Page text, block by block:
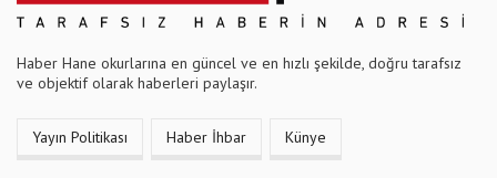
Haber Hane okurlarına en güncel ve en hızlı şekilde, doğru tarafsız
ve objektif olarak haberleri paylaşır.
Yayın Politikası Haber İhbar Künye